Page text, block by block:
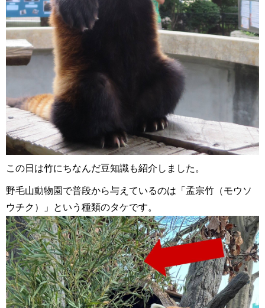
この日は竹にちなんだ豆知識も紹介しました。
野毛山動物園で普段から与えているのは「孟宗竹（モウソ
ウチク）」という種類のタケです。